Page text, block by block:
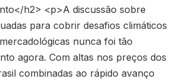
h2> <p>A discussão sobre
para cobrir desafios climáticos
nunca foi tão
agora. Com altas nos preços dos
combinadas ao rápido avanço